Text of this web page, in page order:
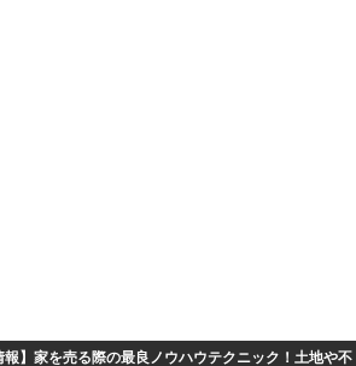
報】家を売る際の最良ノウハウテクニック！土地や不